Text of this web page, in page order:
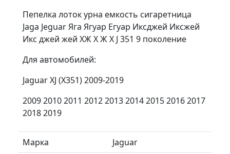
Пепелка лоток урна емкость сигаретница
Jaga Jeguar Яга Ягуар Егуар Иксджей Иксжей
Икс джей жей ХЖ Х Ж X J 351 9 поколение
Для автомобилей:
Jaguar XJ (X351) 2009-2019
2009 2010 2011 2012 2013 2014 2015 2016 2017
2018 2019
Марка
Jaguar